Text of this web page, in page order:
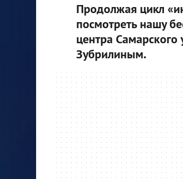
Продолжая цикл
посмотреть нашу
центра
Зубрилиным.